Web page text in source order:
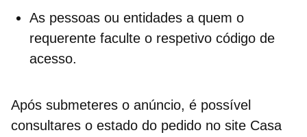
As pessoas ou entidades a quem o
requerente faculte o respetivo código de
acesso.
Após submeteres o anúncio, é possível
consultares o estado do pedido no site Casa